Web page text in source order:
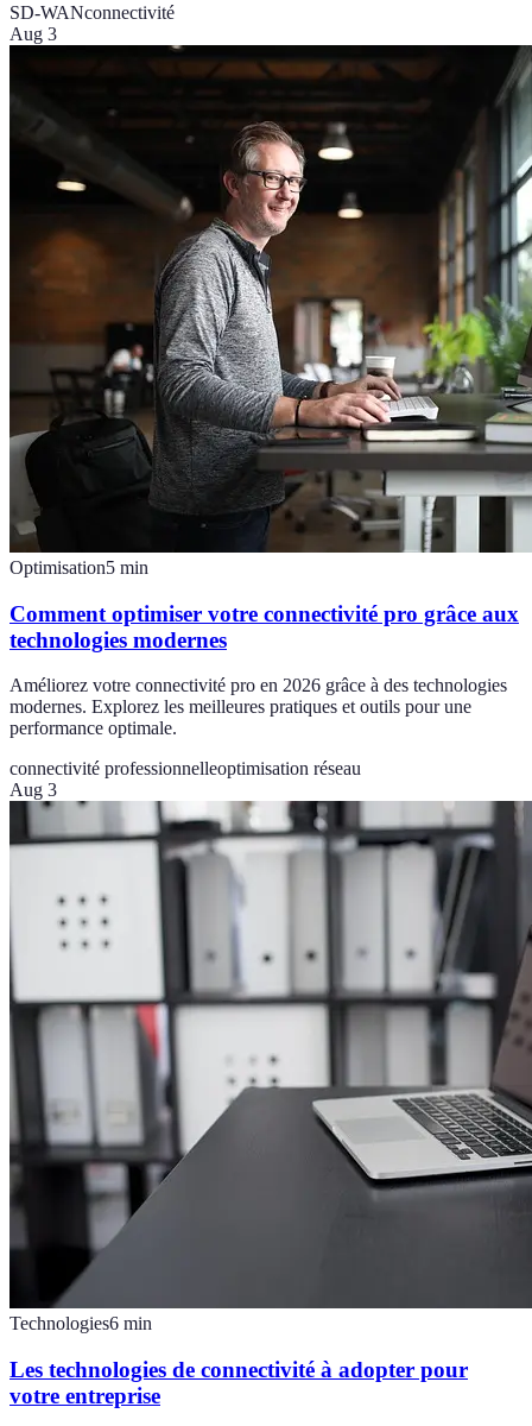
SD-WANconnectivité
Aug 3
Optimisation5 min
Comment optimiser votre connectivité pro grâce aux
technologies modernes
Améliorez votre connectivité pro en 2026 grâce à des technologies
modernes. Explorez les meilleures pratiques et outils pour une
performance optimale.
connectivité professionnelleoptimisation réseau
Aug 3
Technologies6 min
Les technologies de connectivité à adopter pour
votre entreprise